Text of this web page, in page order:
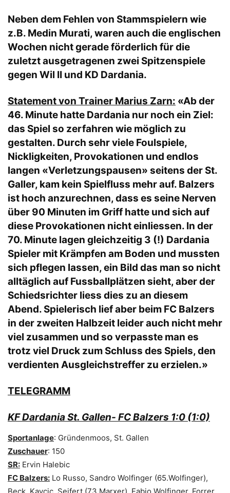
Neben dem Fehlen von Stammspielern wie
z.B. Medin Murati, waren auch die englischen
Wochen nicht gerade förderlich für die
zuletzt ausgetragenen zwei Spitzenspiele
gegen Wil II und KD Dardania.
Statement von Trainer Marius Zarn: «Ab der
46. Minute hatte Dardania nur noch ein Ziel:
das Spiel so zerfahren wie möglich zu
gestalten. Durch sehr viele Foulspiele,
Nickligkeiten, Provokationen und endlos
langen «Verletzungspausen» seitens der St.
Galler, kam kein Spielfluss mehr auf. Balzers
ist hoch anzurechnen, dass es seine Nerven
über 90 Minuten im Griff hatte und sich auf
diese Provokationen nicht einliessen. In der
70. Minute lagen gleichzeitig 3 (!) Dardania
Spieler mit Krämpfen am Boden und mussten
sich pflegen lassen, ein Bild das man so nicht
alltäglich auf Fussballplätzen sieht, aber der
Schiedsrichter liess dies zu an diesem
Abend. Spielerisch lief aber beim FC Balzers
in der zweiten Halbzeit leider auch nicht mehr
viel zusammen und so verpasste man es
trotz viel Druck zum Schluss des Spiels, den
verdienten Ausgleichstreffer zu erzielen.»
TELEGRAMM
KF Dardania St. Gallen- FC Balzers 1:0 (1:0)
Sportanlage: Gründenmoos, St. Gallen
Zuschauer: 150
SR: Ervin Halebic
FC Balzers: Lo Russo, Sandro Wolfinger (65.Wolfinger),